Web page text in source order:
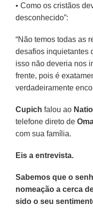
• Como os cristãos
desconhecido”:
“Não temos todas as
desafios inquietantes
isso não deveria nos
frente, pois é
verdadeiramente
Cupich falou ao
telefone direto de
com sua família.
Eis a entrevista.
Sabemos que o
nomeação a cerca
sido o seu